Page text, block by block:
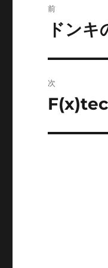
稿
ゲ
前
前
投
稿:
ドン
次
次
投